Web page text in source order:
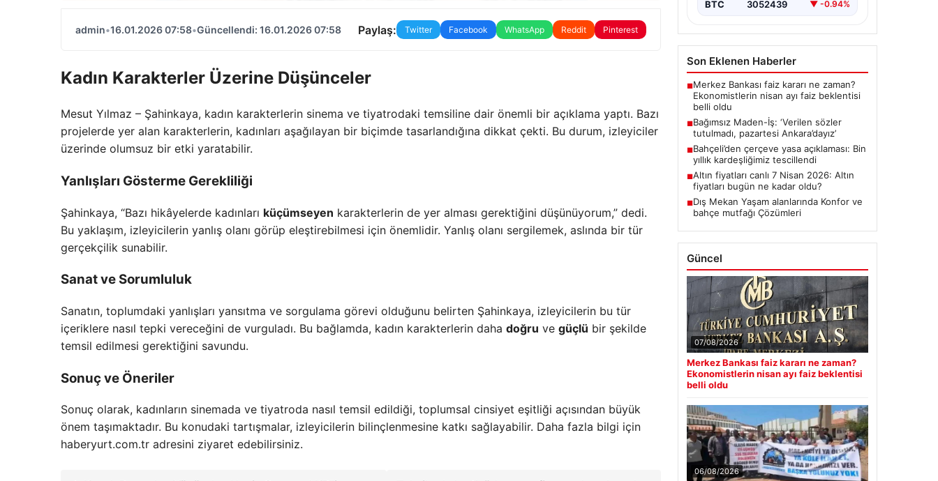
admin•16.01.2026 07:58•Güncellendi: 16.01.2026 07:58 Paylaş: Twitter Facebook WhatsApp Reddit Pinterest
Kadın Karakterler Üzerine Düşünceler
Mesut Yılmaz – Şahinkaya, kadın karakterlerin sinema ve tiyatrodaki temsiline dair önemli bir açıklama yaptı. Bazı
projelerde yer alan karakterlerin, kadınları aşağılayan bir biçimde tasarlandığına dikkat çekti. Bu durum, izleyiciler
üzerinde olumsuz bir etki yaratabilir.
Yanlışları Gösterme Gerekliliği
Şahinkaya, “Bazı hikâyelerde kadınları küçümseyen karakterlerin de yer alması gerektiğini düşünüyorum,” dedi.
Bu yaklaşım, izleyicilerin yanlış olanı görüp eleştirebilmesi için önemlidir. Yanlış olanı sergilemek, aslında bir tür
gerçekçilik sunabilir.
Sanat ve Sorumluluk
Sanatın, toplumdaki yanlışları yansıtma ve sorgulama görevi olduğunu belirten Şahinkaya, izleyicilerin bu tür
içeriklere nasıl tepki vereceğini de vurguladı. Bu bağlamda, kadın karakterlerin daha doğru ve güçlü bir şekilde
temsil edilmesi gerektiğini savundu.
Sonuç ve Öneriler
Sonuç olarak, kadınların sinemada ve tiyatroda nasıl temsil edildiği, toplumsal cinsiyet eşitliği açısından büyük
önem taşımaktadır. Bu konudaki tartışmalar, izleyicilerin bilinçlenmesine katkı sağlayabilir. Daha fazla bilgi için
haberyurt.com.tr adresini ziyaret edebilirsiniz.
BTC 3052439 ▼ -0.94%
Son Eklenen Haberler
■Merkez Bankası faiz kararı ne zaman?
Ekonomistlerin nisan ayı faiz beklentisi
belli oldu
■Bağımsız Maden-İş: ‘Verilen sözler
tutulmadı, pazartesi Ankara’dayız’
■Bahçeli’den çerçeve yasa açıklaması: Bin
yıllık kardeşliğimiz tescillendi
■Altın fiyatları canlı 7 Nisan 2026: Altın
fiyatları bugün ne kadar oldu?
■Dış Mekan Yaşam alanlarında Konfor ve
bahçe mutfağı Çözümleri
Güncel
07/08/2026
Merkez Bankası faiz kararı ne zaman?
Ekonomistlerin nisan ayı faiz beklentisi
belli oldu
06/08/2026